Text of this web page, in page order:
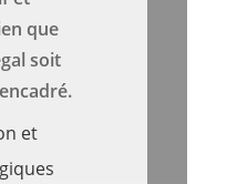
que
soit
et